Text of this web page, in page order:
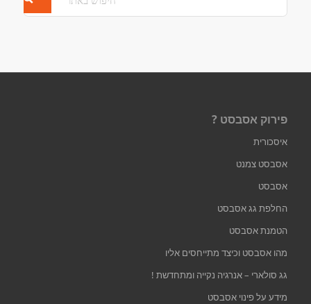
פירוק אסבסט ?
איסכורית
אסבסט צמנט
אסבסט
החלפת גג אסבסט
הטמנת אסבסט
מהו אסבסט וכיצד מתייחסים אליו
גג סולארי – אנרגיה נקייה ומתחדשת !
מידע על פינוי אסבסט